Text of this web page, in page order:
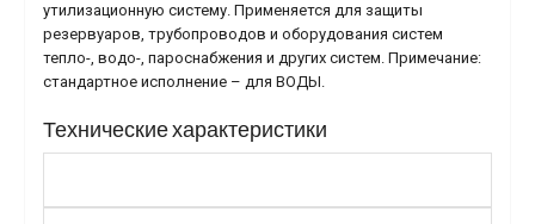
утилизационную систему. Применяется для защиты
резервуаров, трубопроводов и оборудования систем
тепло-, водо-, пароснабжения и других систем. Примечание:
стандартное исполнение – для ВОДЫ.
Технические характеристики